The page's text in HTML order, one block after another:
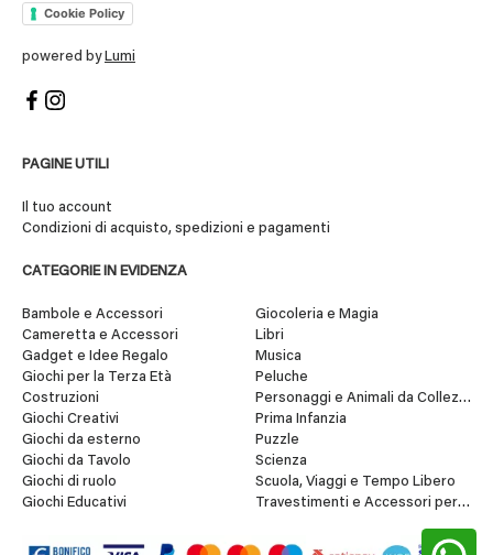
Cookie Policy
powered by Lumi
PAGINE UTILI
Il tuo account
Condizioni di acquisto, spedizioni e pagamenti
CATEGORIE IN EVIDENZA
Bambole e Accessori
Cameretta e Accessori
Gadget e Idee Regalo
Giochi per la Terza Età
Costruzioni
Giochi Creativi
Giochi da esterno
Giochi da Tavolo
Giochi di ruolo
Giochi Educativi
Giocoleria e Magia
Libri
Musica
Peluche
Personaggi e Animali da Collezione
Prima Infanzia
Puzzle
Scienza
Scuola, Viaggi e Tempo Libero
Travestimenti e Accessori per